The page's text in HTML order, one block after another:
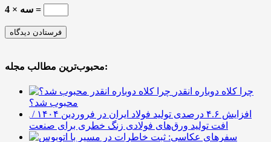
سه × 4 =
محبوب‌ترین مطالب مجله:
چرا کلاه دوباره انقدر
محبوب شد؟
افزایش ۴.۶ درصدی تولید فولاد ایران در فروردین ۱۴۰۴ /
افت تولید ورق‌های فولادی زنگ خطری برای صنعت